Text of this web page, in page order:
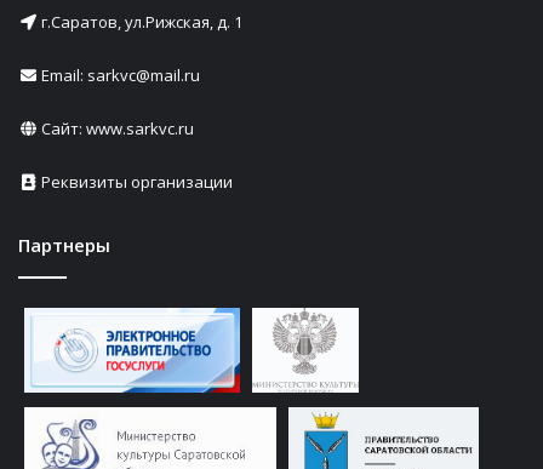
г.Саратов, ул.Рижская, д. 1
Email: sarkvc@mail.ru
Сайт: www.sarkvc.ru
Реквизиты организации
Партнеры